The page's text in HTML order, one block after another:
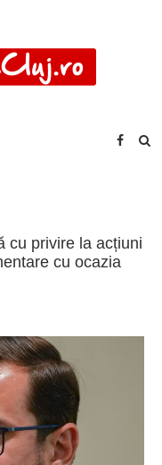
cu privire la acțiuni
cu ocazia